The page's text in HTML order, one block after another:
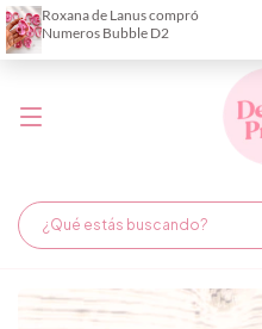
Demora de